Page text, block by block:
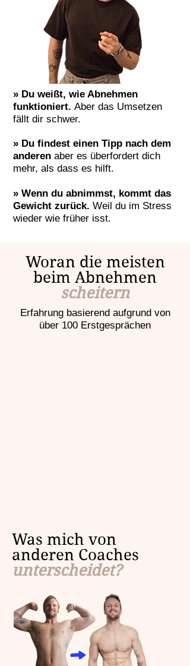
» Du weißt, wie Abnehmen
funktioniert. Aber das Umsetzen
fällt dir schwer.
» Du findest einen Tipp nach dem
anderen aber es überfordert dich
mehr, als dass es hilft.
» Wenn du abnimmst, kommt das
Gewicht zurück. Weil du im Stress
wieder wie früher isst.
Woran die meisten
beim Abnehmen
scheitern
Erfahrung basierend aufgrund von
über 100 Erstgesprächen
Was mich von
anderen Coaches
unterscheidet?